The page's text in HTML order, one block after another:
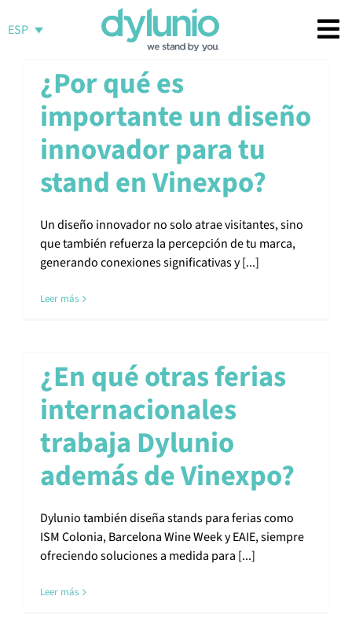
ESP
¿Por qué es
importante un diseño
innovador para tu
stand en Vinexpo?
Un diseño innovador no solo atrae visitantes, sino
que también refuerza la percepción de tu marca,
generando conexiones significativas y [...]
Leer más
¿En qué otras ferias
internacionales
trabaja Dylunio
además de Vinexpo?
Dylunio también diseña stands para ferias como
ISM Colonia, Barcelona Wine Week y EAIE, siempre
ofreciendo soluciones a medida para [...]
Leer más